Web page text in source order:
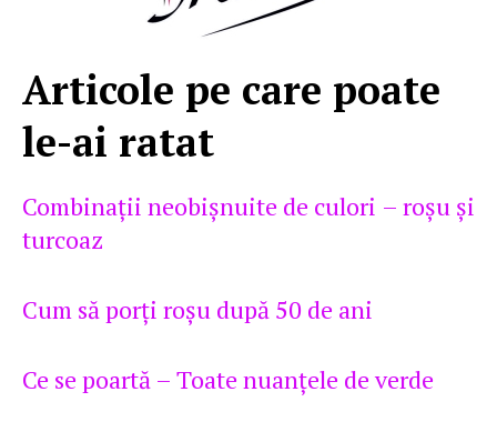
Articole pe care poate
le-ai ratat
Combinaţii neobişnuite de culori – roşu şi
turcoaz
Cum să porţi roşu după 50 de ani
Ce se poartă – Toate nuanţele de verde